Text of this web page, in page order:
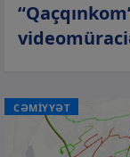
CƏMİYYƏT